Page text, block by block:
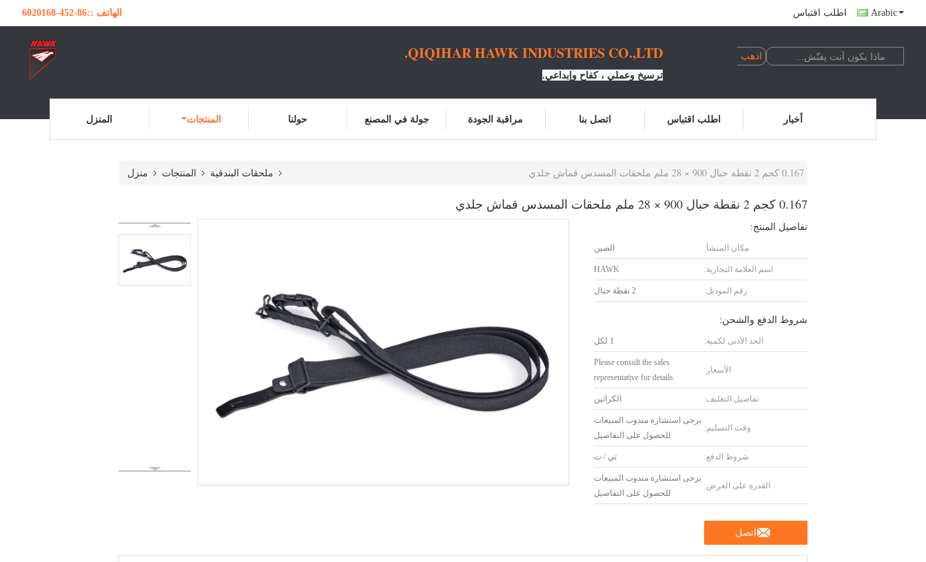
الهاتف ::86-452-6020168 اطلب اقتباس Arabic
QIQIHAR HAWK INDUSTRIES CO.,LTD.
ترسيخ وعملي ، كفاح وإبداعي.
المنزل المنتجات حولنا جولة في المصنع مراقبة الجودة اتصل بنا اطلب اقتباس أخبار
منزل المنتجات ملحقات البندقية 0.167 كجم 2 نقطة حبال 900 × 28 ملم ملحقات المسدس قماش جلدي
0.167 كجم 2 نقطة حبال 900 × 28 ملم ملحقات المسدس قماش جلدي
تفاصيل المنتج:
مكان المنشأ: الصين
اسم العلامة التجارية: HAWK
رقم الموديل: 2 نقطة حبال
شروط الدفع والشحن:
الحد الأدنى لكمية: 1 لكل
الأسعار:
Please consult the sales
representative for details
تفاصيل التغليف: الكراتين
وقت التسليم:
يرجى استشارة مندوب المبيعات
للحصول على التفاصيل
شروط الدفع: تي / ت
القدرة على العرض:
يرجى استشارة مندوب المبيعات
للحصول على التفاصيل
اتصل